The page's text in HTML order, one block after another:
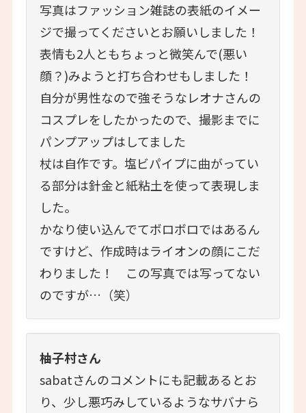
写真はファッション雑誌の表紙のイメー
ジで撮ってくださいとお願いしました！
表情も2人ともちょっと微笑んで(悪い
顔？)みようと打ち合わせもしました！
自分が男性なので強そうなレオナさんの
コスプレをしたかったので、撮影までに
パンプアップはしてました
杖は自作です。塩ビパイプに曲がってい
る部分は針金と紙粘土を使って表現しま
した。
かなり使い込んでてボロボロではあるん
ですけど、作成時はライオンの顔にこだ
わりました！ この写真では写ってない
のですが…（笑）
柚子村さん
sabatさんのコメントにも記載あるとお
り、少し悪巧みしているようなサバナら